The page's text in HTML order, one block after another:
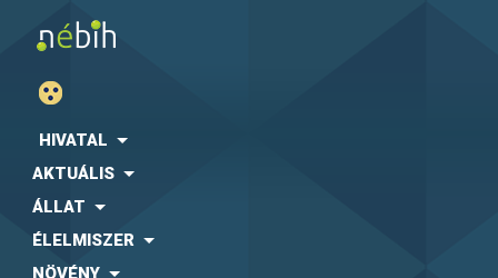
HIVATAL
AKTUÁLIS
ÁLLAT
ÉLELMISZER
NÖVÉNY